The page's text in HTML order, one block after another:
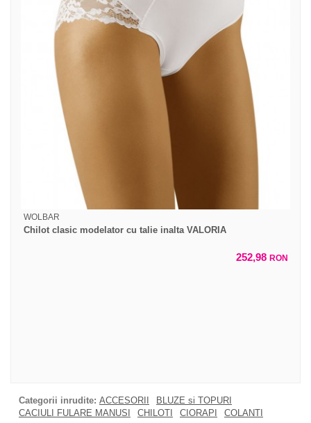
WOLBAR
Chilot clasic modelator cu talie inalta VALORIA
252,98 RON
Categorii inrudite: ACCESORII
BLUZE si TOPURI
CACIULI FULARE MANUSI
CHILOTI CIORAPI
COLANTI